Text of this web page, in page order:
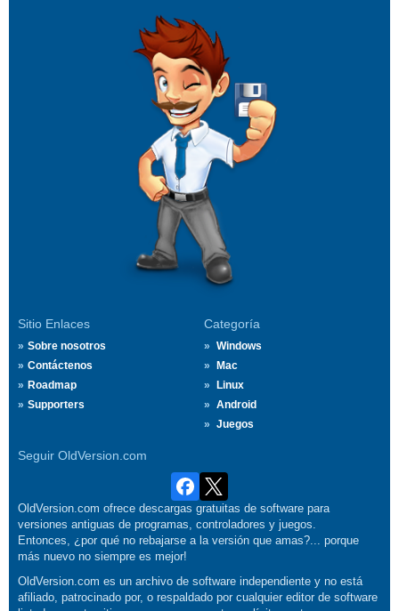
Sitio Enlaces
Sobre nosotros
Contáctenos
Roadmap
Supporters
Categoría
Windows
Mac
Linux
Android
Juegos
Seguir OldVersion.com
OldVersion.com ofrece descargas gratuitas de software para
versiones antiguas de programas, controladores y juegos.
Entonces, ¿por qué no rebajarse a la versión que amas?... porque
más nuevo no siempre es mejor!
OldVersion.com es un archivo de software independiente y no está
afiliado, patrocinado por, o respaldado por cualquier editor de software